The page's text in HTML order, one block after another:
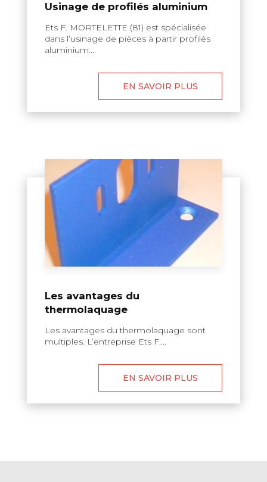
Usinage de profilés aluminium
Ets F. MORTELETTE (81) est spécialisée
dans l’usinage de pièces à partir profilés
aluminium....
EN SAVOIR PLUS
Les avantages du
thermolaquage
Les avantages du thermolaquage sont
multiples. L’entreprise Ets F....
EN SAVOIR PLUS